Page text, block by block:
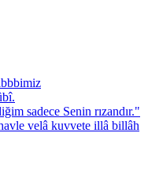
sadece Senin rızandır."
velâ kuvvete illâ billâh